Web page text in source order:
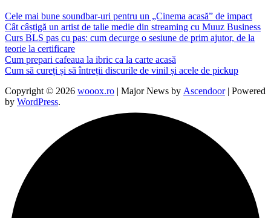
Cele mai bune soundbar-uri pentru un „Cinema acasă” de impact
Cât câștigă un artist de talie medie din streaming cu Muuz Business
Curs BLS pas cu pas: cum decurge o sesiune de prim ajutor, de la
teorie la certificare
Cum prepari cafeaua la ibric ca la carte acasă
Cum să cureți și să întreții discurile de vinil și acele de pickup
Copyright © 2026 wooox.ro | Major News by Ascendoor| Powered
by WordPress.